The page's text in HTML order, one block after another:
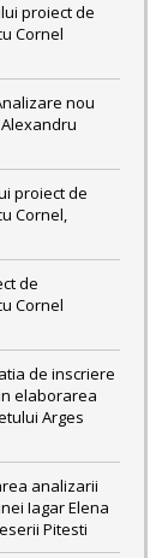
proiect de
Cornel
nou
proiect de
Cornel,
de
Cornel
de inscriere
elaborarea
Arges
analizarii
Iagar Elena
Pitesti